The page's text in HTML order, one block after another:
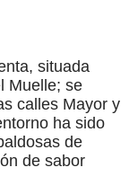
situada
Muelle; se
calles Mayor y
ha sido
de
de sabor